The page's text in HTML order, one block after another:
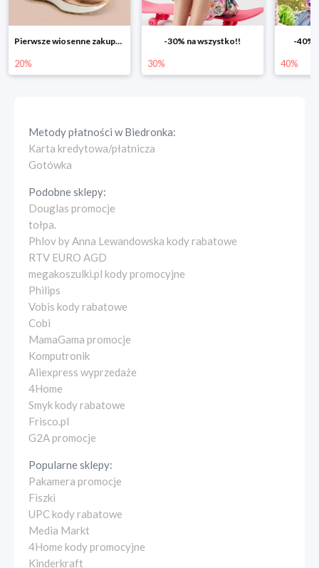
Pierwsze wiosenne zakupy -20%
20%
-30% na wszystko!!
30%
-40%
40%
Metody płatności wBiedronka:
Karta kredytowa/płatnicza
Gotówka
Podobne sklepy:
Douglas promocje
tołpa.
Phlov by Anna Lewandowska kody rabatowe
RTV EURO AGD
megakoszulki.pl kody promocyjne
Philips
Vobis kody rabatowe
Cobi
MamaGama promocje
Komputronik
Aliexpress wyprzedaże
4Home
Smyk kody rabatowe
Frisco.pl
G2A promocje
Popularne sklepy:
Pakamera promocje
Fiszki
UPC kody rabatowe
Media Markt
4Home kody promocyjne
Kinderkraft